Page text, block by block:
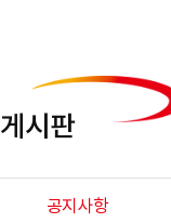
게시판
공지사항